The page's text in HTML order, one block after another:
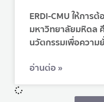
ERDI-CMU ให้การ
มหาวิทยาลัยมหิดล
นวัตกรรมเพื่อความ
อ่านต่อ »